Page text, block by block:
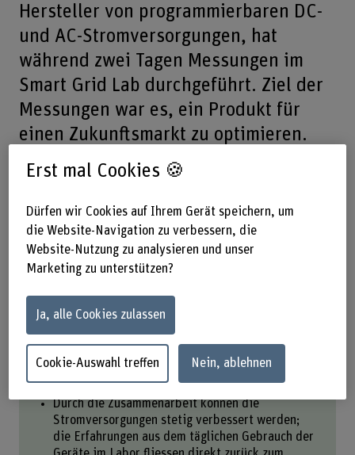
Hersteller von programmierbaren DC-
und AC-Stromversorgungen, hat
während zwei Tagen Messungen im
Smart Grid Lab durchgeführt. Ziel der
Messungen war es, ein Produkt für
einen Zukunftsmarkt zu optimieren.
Das Wichtigste in Kürze
aufgebaut.
Während zwei Tagen erfolgten gemeinsam
realen Systemen – konkret: Resonanzkreistests
für die Inselnetzerkennung.
Durch die Zusammenarbeit können die
Stromversorgungen stetig verbessert werden;
die Erfahrungen aus dem täglichen Gebrauch der
Erst mal Cookies 🍪
Dürfen wir Cookies auf Ihrem Gerät speichern, um
die Website-Navigation zu verbessern, die
Website-Nutzung zu analysieren und unser
Marketing zu unterstützen?
Ja, alle Cookies zulassen
Cookie-Auswahl treffen Nein, ablehnen